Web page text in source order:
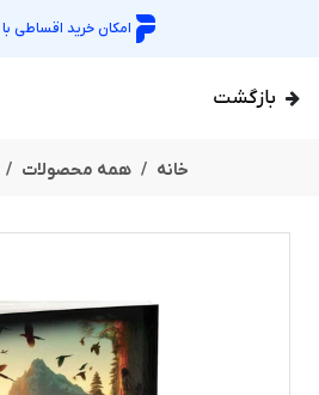
امکان خرید اقساطی با
بازگشت
خانه همه محصولات